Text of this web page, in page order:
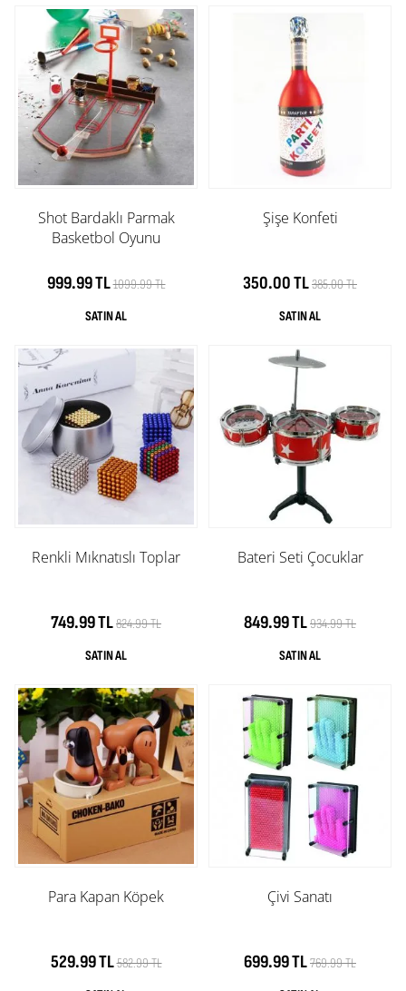
Shot Bardaklı Parmak
Basketbol Oyunu
999.99 TL1099.99 TL
Şişe Konfeti
350.00 TL385.00 TL
Renkli Mıknatıslı Toplar
749.99 TL824.99 TL
Bateri Seti Çocuklar
849.99 TL934.99 TL
Para Kapan Köpek
529.99 TL582.99 TL
Çivi Sanatı
699.99 TL769.99 TL